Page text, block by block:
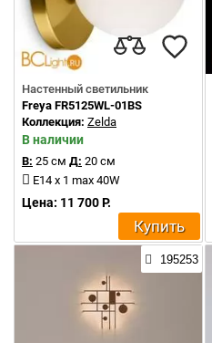
Настенный светильник
Freya FR5125WL-01BS
Коллекция: Zelda
В наличии
В: 25 см Д: 20 см
E14 x 1 max 40W
Цена: 11 700 Р.
Купить
195253